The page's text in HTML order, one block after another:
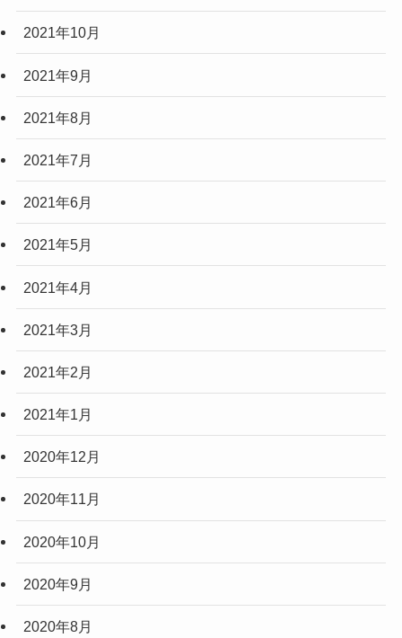
2021年10月
2021年9月
2021年8月
2021年7月
2021年6月
2021年5月
2021年4月
2021年3月
2021年2月
2021年1月
2020年12月
2020年11月
2020年10月
2020年9月
2020年8月